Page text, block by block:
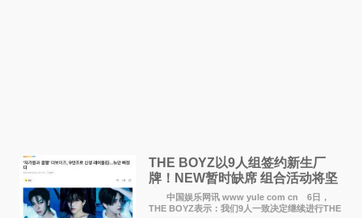
THE BOYZ以9人组签约新生厂
牌！NEW暂时缺席 组合活动将坚
定不移继续
中国娱乐网讯 www yule com cn 6日，
THE BOYZ表示：我们9人一致决定继续进行THE